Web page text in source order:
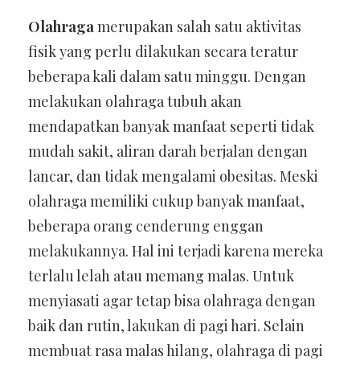
Olahragamerupakan salah satu aktivitas
fisik yang perlu dilakukan secara teratur
beberapa kali dalam satu minggu. Dengan
melakukan olahraga tubuh akan
mendapatkan banyak manfaat seperti tidak
mudah sakit, aliran darah berjalan dengan
lancar, dan tidak mengalami obesitas. Meski
olahraga memiliki cukup banyak manfaat,
beberapa orang cenderung enggan
melakukannya. Hal ini terjadi karena mereka
terlalu lelah atau memang malas. Untuk
menyiasati agar tetap bisa olahraga dengan
baik dan rutin, lakukan di pagi hari. Selain
membuat rasa malas hilang, olahraga di pagi